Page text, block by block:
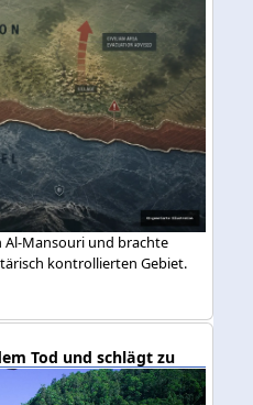
Al-Mansouri und brachte
kontrollierten Gebiet.
Tod und schlägt zu